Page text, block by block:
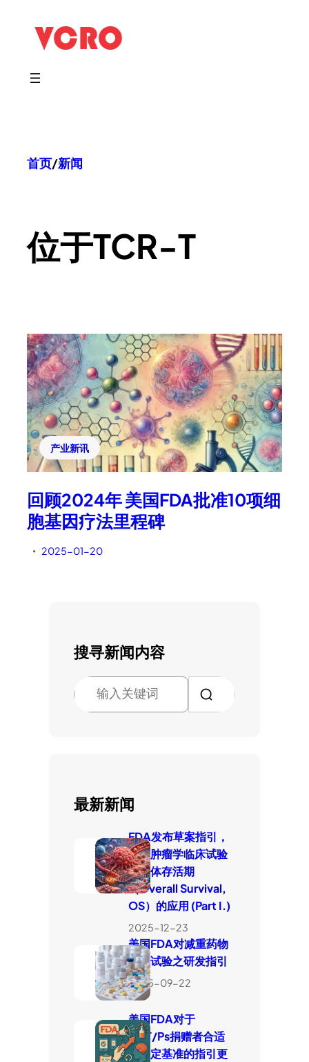
首页/新闻
位于TCR-T
产业新讯
回顾2024年 美国FDA批准10项细
胞基因疗法里程碑
• 2025-01-20
搜寻新闻内容
最新新闻
FDA发布草案指引，
厘清肿瘤学临床试验
中整体存活期
（Overall Survival,
OS）的应用 (Part I.)
2025-12-23
美国FDA对减重药物
临床试验之研发指引
2025-09-22
美国FDA对于
HCT/Ps捐赠者合适
性判定基准的指引更